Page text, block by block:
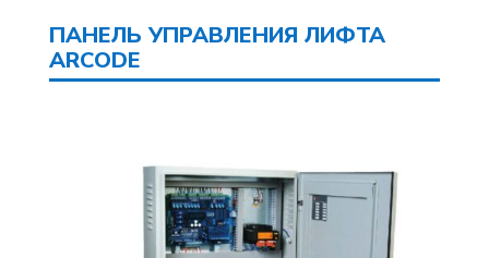
ПАНЕЛЬ УПРАВЛЕНИЯ ЛИФТА
ARCODE